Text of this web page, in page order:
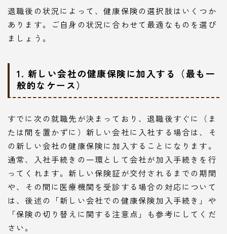
退職後の状況によって、健康保険の選択肢はいくつか
あります。ご自身の状況に合わせて最適なものを選び
ましょう。
1. 新しい会社の健康保険に加入する（最も一
般的なケース）
すでに次の就職先が決まっており、退職後すぐに（ま
たは間を置かずに）新しい会社に入社する場合は、そ
の新しい会社の健康保険に加入することになります。
通常、入社手続きの一環として会社が加入手続きを行
ってくれます。新しい保険証が交付されるまでの期間
や、その間に医療機関を受診する場合の対応について
は、後述の「新しい会社での健康保険加入手続き」や
「保険の切り替えに関する注意点」も参考にしてくだ
さい。